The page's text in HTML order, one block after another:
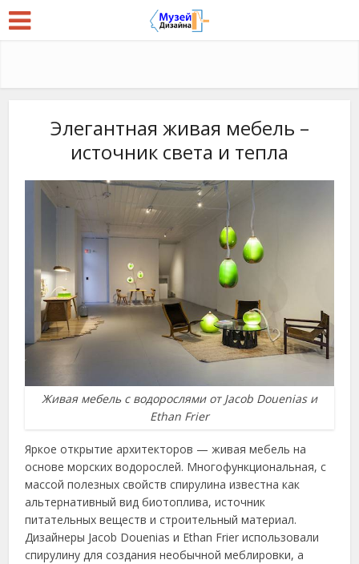
Элегантная живая мебель –
источник света и тепла
Живая мебель с водорослями от Jacob Douenias и
Ethan Frier
Яркое открытие архитекторов — живая мебель на
основе морских водорослей. Многофункциональная, с
массой полезных свойств спирулина известна как
альтернативный вид биотоплива, источник
питательных веществ и строительный материал.
Дизайнеры Jacob Douenias и Ethan Frier использовали
спирулину для создания необычной меблировки, а